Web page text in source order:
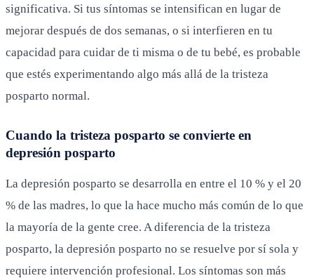
significativa. Si tus síntomas se intensifican en lugar de
mejorar después de dos semanas, o si interfieren en tu
capacidad para cuidar de ti misma o de tu bebé, es probable
que estés experimentando algo más allá de la tristeza
posparto normal.
Cuando la tristeza posparto se convierte en
depresión posparto
La depresión posparto se desarrolla en entre el 10 % y el 20
% de las madres, lo que la hace mucho más común de lo que
la mayoría de la gente cree. A diferencia de la tristeza
posparto, la depresión posparto no se resuelve por sí sola y
requiere intervención profesional. Los síntomas son más